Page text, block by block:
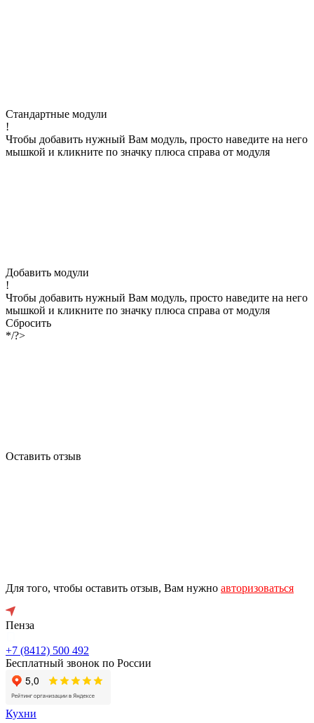
Стандартные модули
!
Чтобы добавить нужный Вам модуль, просто наведите на него
мышкой и кликните по значку плюса справа от модуля
Добавить модули
!
Чтобы добавить нужный Вам модуль, просто наведите на него
мышкой и кликните по значку плюса справа от модуля
Сбросить
*/?>
Оставить отзыв
Для того, чтобы оставить отзыв, Вам нужно авторизоваться
Пенза
+7 (8412) 500 492
Бесплатный звонок по России
Кухни